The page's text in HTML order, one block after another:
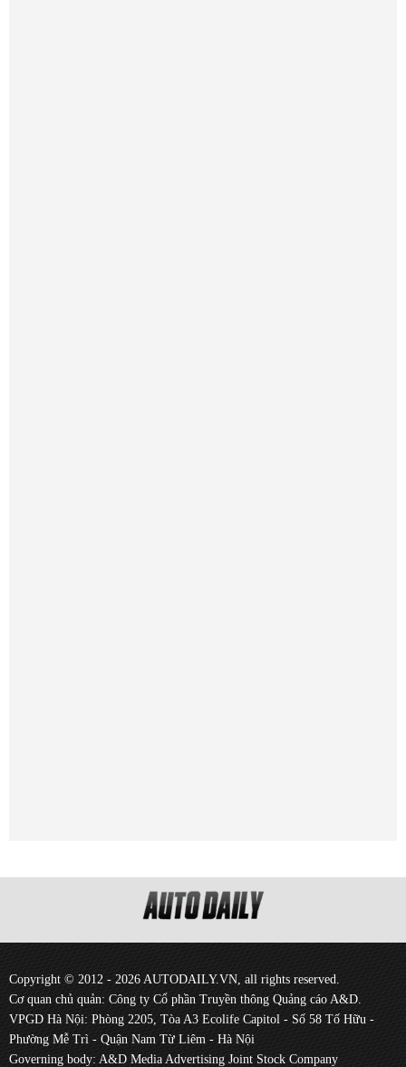
Copyright © 2012 - 2026 AUTODAILY.VN, all rights reserved.
Cơ quan chủ quản: Công ty Cổ phần Truyền thông Quảng cáo A&D.
VPGD Hà Nội: Phòng 2205, Tòa A3 Ecolife Capitol - Số 58 Tố Hữu -
Phường Mễ Trì - Quận Nam Từ Liêm - Hà Nội
Governing body: A&D Media Advertising Joint Stock Company